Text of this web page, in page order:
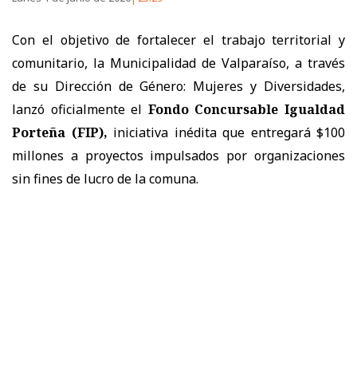
Con el objetivo de fortalecer el trabajo territorial y
comunitario, la Municipalidad de Valparaíso, a través
de su Dirección de Género: Mujeres y Diversidades,
lanzó oficialmente el Fondo Concursable Igualdad
Porteña (FIP), iniciativa inédita que entregará $100
millones a proyectos impulsados por organizaciones
sin fines de lucro de la comuna.